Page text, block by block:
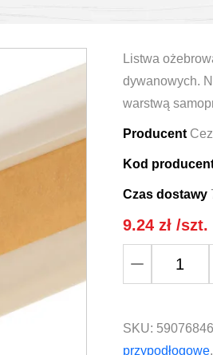
Listwa
dywanowych.
warstwą
Producent
Kod
Czas dostawy
9.24 zł/szt.
wykładzin
dywanowa
SKU:
przypodłogowe,